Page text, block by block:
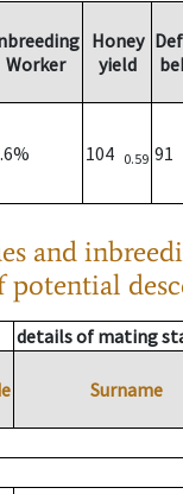
Worker
Honey
yield
104 0.59 91
and
potential
details of mating
Surname